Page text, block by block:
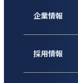
企業情報
採用情報